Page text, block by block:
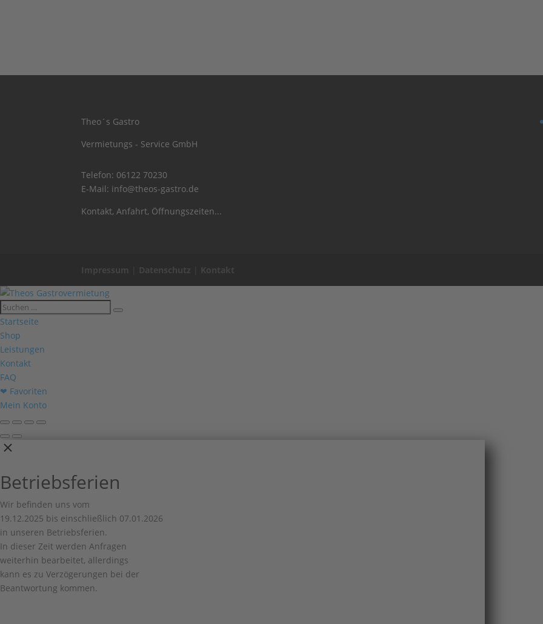
Theo´s Gastro
Vermietungs - Service GmbH
Telefon: 06122 70230
E-Mail: info@theos-gastro.de
Kontakt, Anfahrt, Öffnungszeiten...
Impressum Datenschutz Kontakt
Startseite
Shop
Leistungen
Kontakt
FAQ
❤ Favoriten
Mein Konto
Betriebsferien
Wir befinden uns vom
19.12.2025 bis einschließlich 07.01.2026
in unseren Betriebsferien.
In dieser Zeit werden Anfragen
weiterhin bearbeitet, allerdings
kann es zu Verzögerungen bei der
Beantwortung kommen.